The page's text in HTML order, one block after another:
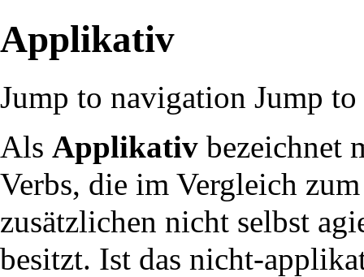
Applikativ
Jump to navigation Jump to
Als Applikativ bezeichnet
Verbs, die im Vergleich
zusätzlichen nicht selbst
besitzt. Ist das nicht-